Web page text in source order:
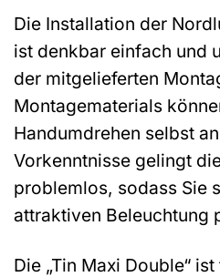
Die Installation der
ist denkbar einfach und
der mitgelieferten
Montagematerials
Handumdrehen selbst
Vorkenntnisse gelingt
problemlos, sodass Sie
attraktiven Beleuchtung
Die „Tin Maxi Double“